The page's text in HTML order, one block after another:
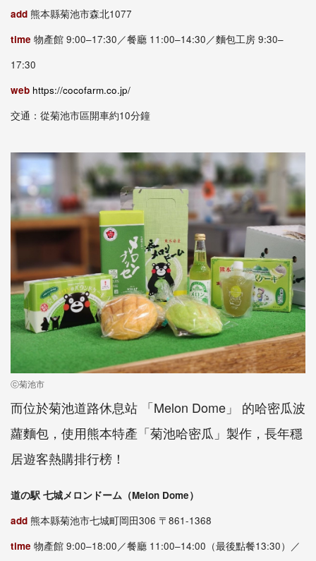
add 熊本縣菊池市森北1077
time 物產館 9:00–17:30／餐廳 11:00–14:30／麵包工房 9:30–
17:30
web https://cocofarm.co.jp/
交通：從菊池市區開車約10分鐘
ⓒ菊池市
而位於菊池道路休息站 「Melon Dome」 的哈密瓜波
蘿麵包，使用熊本特產「菊池哈密瓜」製作，長年穩
居遊客熱購排行榜！
道の駅 七城メロンドーム（Melon Dome）
add 熊本縣菊池市七城町岡田306 〒861-1368
time 物產館 9:00–18:00／餐廳 11:00–14:00（最後點餐13:30）／